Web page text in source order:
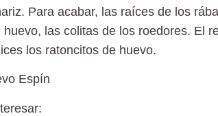
Para acabar, las raíces de los
huevo, las colitas de los roedores. El
los ratoncitos de huevo.
Espín